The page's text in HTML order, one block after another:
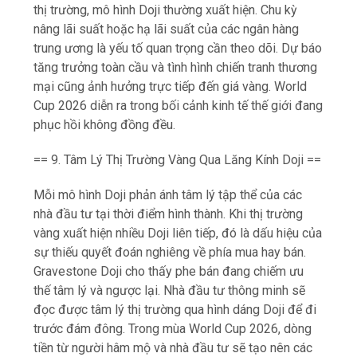
thị trường, mô hình Doji thường xuất hiện. Chu kỳ
nâng lãi suất hoặc hạ lãi suất của các ngân hàng
trung ương là yếu tố quan trọng cần theo dõi. Dự báo
tăng trưởng toàn cầu và tình hình chiến tranh thương
mại cũng ảnh hưởng trực tiếp đến giá vàng. World
Cup 2026 diễn ra trong bối cảnh kinh tế thế giới đang
phục hồi không đồng đều.
== 9. Tâm Lý Thị Trường Vàng Qua Lăng Kính Doji ==
Mỗi mô hình Doji phản ánh tâm lý tập thể của các
nhà đầu tư tại thời điểm hình thành. Khi thị trường
vàng xuất hiện nhiều Doji liên tiếp, đó là dấu hiệu của
sự thiếu quyết đoán nghiêng về phía mua hay bán.
Gravestone Doji cho thấy phe bán đang chiếm ưu
thế tâm lý và ngược lại. Nhà đầu tư thông minh sẽ
đọc được tâm lý thị trường qua hình dáng Doji để đi
trước đám đông. Trong mùa World Cup 2026, dòng
tiền từ người hâm mộ và nhà đầu tư sẽ tạo nên các